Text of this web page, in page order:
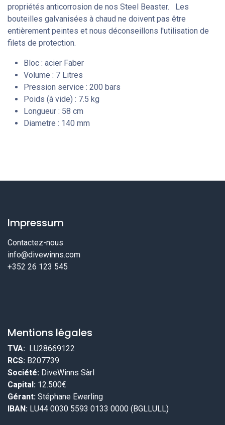
propriétés anticorrosion de nos Steel Beaster. Les
bouteilles galvanisées à chaud ne doivent pas être
entièrement peintes et nous déconseillons l'utilisation de
filets de protection.
Bloc : acier Faber
Volume : 7 Litres
Pression service : 200 bars
Poids (à vide) : 7.5 kg
Longueur : 58 cm
Diametre : 140 mm
Impressum
Contactez-nous
info@divewinns.com
+352 26 123 545
Mentions légales
TVA: LU28669122
RCS: B207739
Société: DiveWinns Sàrl
Capital: 12.500€
Gérant: Stéphane Ewerling
IBAN: LU44 0030 5593 0133 0000 (BGLLULL)